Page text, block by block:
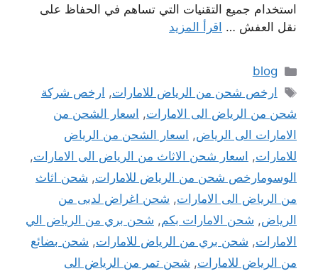
استخدام جميع التقنيات التي تساهم في الحفاظ على
نقل العفش … اقرأ المزيد
التصنيفات
blog
الوسوم
ارخص شحن من الرياض للامارات, ارخص شركة
شحن من الرياض الى الامارات, اسعار الشحن من
الامارات الى الرياض, اسعار الشحن من الرياض
للامارات, اسعار شحن الاثاث من الرياض الى الامارات,
الوسومارخص شحن من الرياض للامارات, شحن اثاث
من الرياض الى الامارات, شحن اغراض لدبى من
الرياض, شحن الامارات بكم, شحن بري من الرياض الي
الامارات, شحن بري من الرياض للامارات, شحن بضائع
من الرياض للامارات, شحن تمر من الرياض الى